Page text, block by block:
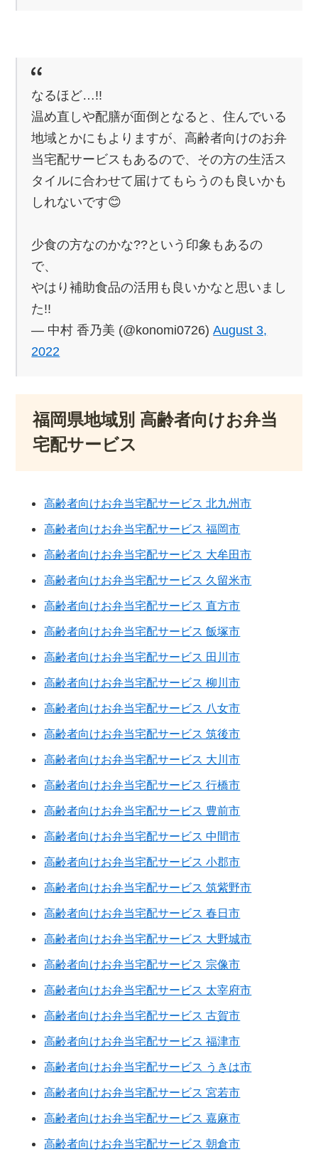
なるほど…!!
温め直しや配膳が面倒となると、住んでいる
地域とかにもよりますが、高齢者向けのお弁
当宅配サービスもあるので、その方の生活ス
タイルに合わせて届けてもらうのも良いかも
しれないです😊
少食の方なのかな??という印象もあるの
で、
やはり補助食品の活用も良いかなと思いまし
た!!
— 中村 香乃美 (@konomi0726)August 3,
2022
福岡県地域別 高齢者向けお弁当
宅配サービス
高齢者向けお弁当宅配サービス 北九州市
高齢者向けお弁当宅配サービス 福岡市
高齢者向けお弁当宅配サービス 大牟田市
高齢者向けお弁当宅配サービス 久留米市
高齢者向けお弁当宅配サービス 直方市
高齢者向けお弁当宅配サービス 飯塚市
高齢者向けお弁当宅配サービス 田川市
高齢者向けお弁当宅配サービス 柳川市
高齢者向けお弁当宅配サービス 八女市
高齢者向けお弁当宅配サービス 筑後市
高齢者向けお弁当宅配サービス 大川市
高齢者向けお弁当宅配サービス 行橋市
高齢者向けお弁当宅配サービス 豊前市
高齢者向けお弁当宅配サービス 中間市
高齢者向けお弁当宅配サービス 小郡市
高齢者向けお弁当宅配サービス 筑紫野市
高齢者向けお弁当宅配サービス 春日市
高齢者向けお弁当宅配サービス 大野城市
高齢者向けお弁当宅配サービス 宗像市
高齢者向けお弁当宅配サービス 太宰府市
高齢者向けお弁当宅配サービス 古賀市
高齢者向けお弁当宅配サービス 福津市
高齢者向けお弁当宅配サービス うきは市
高齢者向けお弁当宅配サービス 宮若市
高齢者向けお弁当宅配サービス 嘉麻市
高齢者向けお弁当宅配サービス 朝倉市